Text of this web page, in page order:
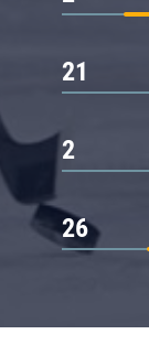
21
2
26